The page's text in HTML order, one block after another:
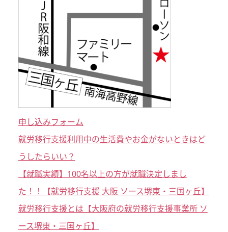
申し込みフォーム
就労移行支援利用中の生活費やお金がないときはど
うしたらいい？
【就職実績】100名以上の方が就職決定しまし
た！！【就労移行支援 大阪 ソース堺東・三国ヶ丘】
就労移行支援とは【大阪府の就労移行支援事業所 ソ
ース堺東・三国ヶ丘】